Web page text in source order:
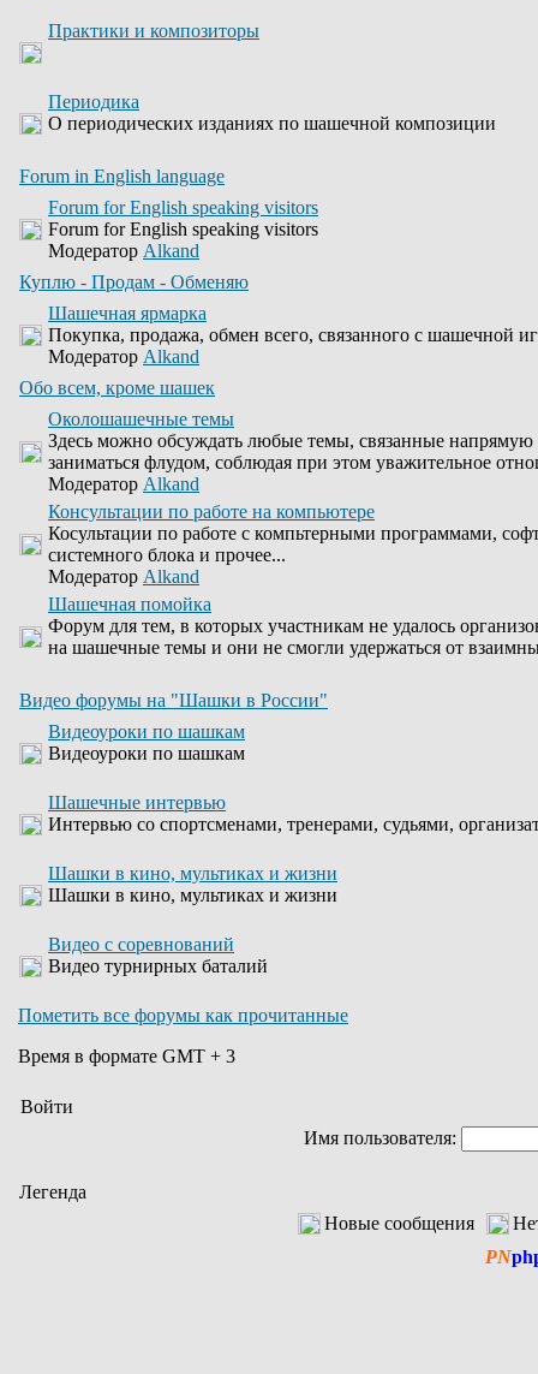
Практики и композиторы
Периодика
О периодических изданиях по шашечной композиции
Forum in English language
Forum for English speaking visitors
Forum for English speaking visitors
Модератор Alkand
Куплю - Продам - Обменяю
Шашечная ярмарка
Покупка, продажа, обмен всего, связанного с шашечной
Модератор Alkand
Обо всем, кроме шашек
Околошашечные темы
Здесь можно обсуждать любые темы, связанные
заниматься флудом, соблюдая при этом уважительное
Модератор Alkand
Консультации по работе на компьютере
Косультации по работе с компьтерными программами,
системного блока и прочее...
Модератор Alkand
Шашечная помойка
Форум для тем, в которых участникам не удалось
на шашечные темы и они не смогли удержаться от
Видео форумы на "Шашки в России"
Видеоуроки по шашкам
Видеоуроки по шашкам
Шашечные интервью
Интервью со спортсменами, тренерами, судьями,
Шашки в кино, мультиках и жизни
Шашки в кино, мультиках и жизни
Видео с соревнований
Видео турнирных баталий
Пометить все форумы как прочитанные
Время в формате GMT + 3
Войти
Имя пользователя:
Легенда
Новые сообщения
PN